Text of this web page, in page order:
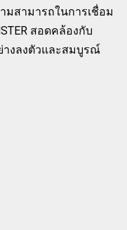
สามารถในการเชื่อม
สอดคล้องกับ
างลงตัวและสมบูรณ์